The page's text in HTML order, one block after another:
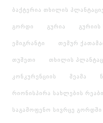
ბაქტერია თხილის
გორდი გურია გურიის
ემიგრანტი თემურ
თუშეთი თხილის
კონკურენციის მეამა
რიონისპირა სახლების
საგამოფენო სივრცე გორდში